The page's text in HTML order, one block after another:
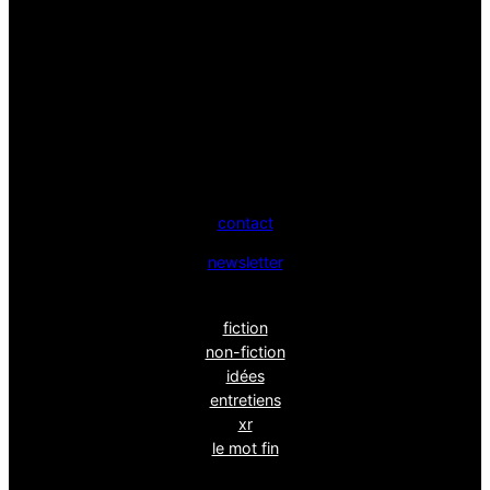
contact
newsletter
fiction
non-fiction
idées
entretiens
xr
le mot fin